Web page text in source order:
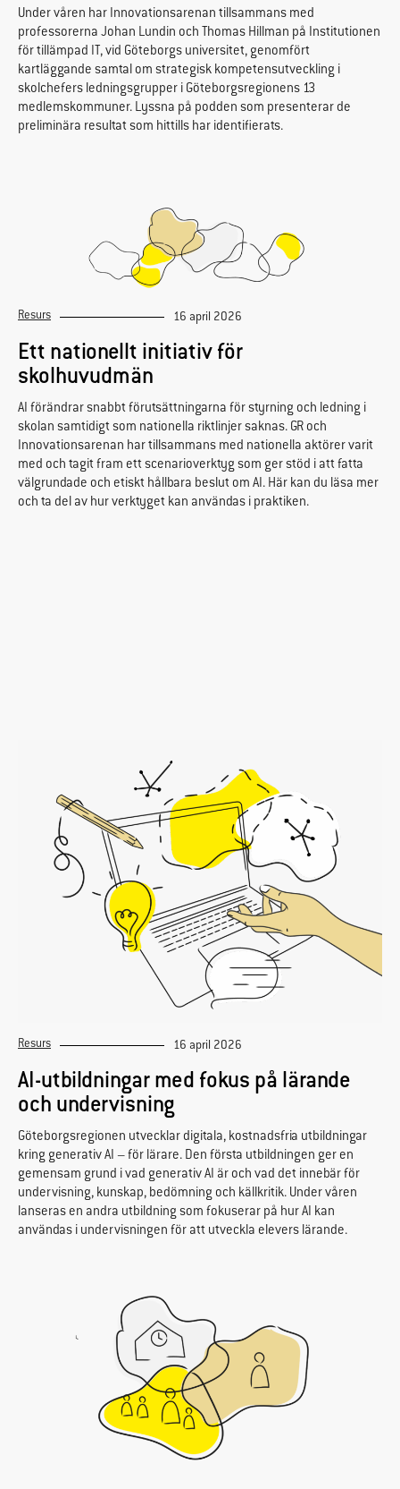
Under våren har Innovationsarenan tillsammans med
professorerna Johan Lundin och Thomas Hillman på Institutionen
för tillämpad IT, vid Göteborgs universitet, genomfört
kartläggande samtal om strategisk kompetensutveckling i
skolchefers ledningsgrupper i Göteborgsregionens 13
medlemskommuner. Lyssna på podden som presenterar de
preliminära resultat som hittills har identifierats.
Resurs 16 april 2026
Ett nationellt initiativ för
skolhuvudmän
AI förändrar snabbt förutsättningarna för styrning och ledning i
skolan samtidigt som nationella riktlinjer saknas. GR och
Innovationsarenan har tillsammans med nationella aktörer varit
med och tagit fram ett scenarioverktyg som ger stöd i att fatta
välgrundade och etiskt hållbara beslut om AI. Här kan du läsa mer
och ta del av hur verktyget kan användas i praktiken.
Resurs 16 april 2026
AI-utbildningar med fokus på lärande
och undervisning
Göteborgsregionen utvecklar digitala, kostnadsfria utbildningar
kring generativ AI – för lärare. Den första utbildningen ger en
gemensam grund i vad generativ AI är och vad det innebär för
undervisning, kunskap, bedömning och källkritik. Under våren
lanseras en andra utbildning som fokuserar på hur AI kan
användas i undervisningen för att utveckla elevers lärande.